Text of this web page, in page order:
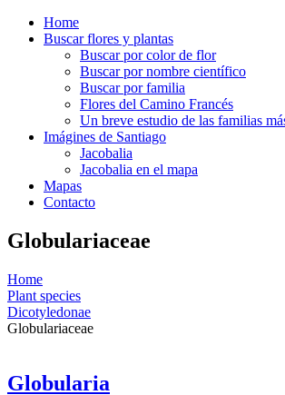
Home
Buscar flores y plantas
Buscar por color de flor
Buscar por nombre científico
Buscar por familia
Flores del Camino Francés
Un breve estudio de las familias
Imágines de Santiago
Jacobalia
Jacobalia en el mapa
Mapas
Contacto
Globulariaceae
Home
Plant species
Dicotyledonae
Globulariaceae
Globularia